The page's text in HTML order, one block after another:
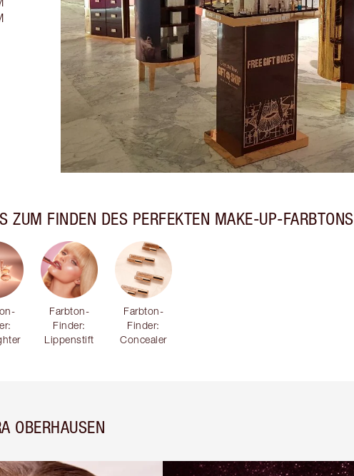
ZUM FINDEN DES PERFEKTEN MAKE-UP-FARBTONS
Farbton-
Finder:
Lippenstift
Farbton-
Finder:
Concealer
OBERHAUSEN